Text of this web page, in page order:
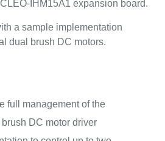
IHM15A1 expansion board.
a sample implementation
dual brush DC motors.
full management of the
DC motor driver